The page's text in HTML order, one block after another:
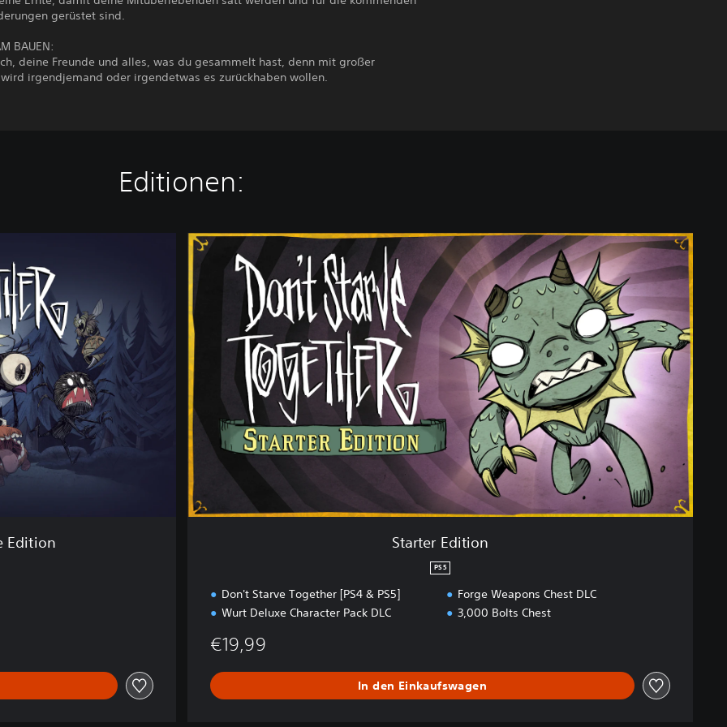
gerüstet sind.
BAUEN:
deine Freunde und alles, was du gesammelt hast, denn mit großer
irgendjemand oder irgendetwas es zurückhaben wollen.
Editionen:
Edition
S
t
e
E
d
i
t
i
o
n
Starter Edition
PS5
Don't Starve Together [PS4 & PS5]
Wurt Deluxe Character Pack DLC
Forge Weapons Chest DLC
3,000 Bolts Chest
€19,99
In den Einkaufswagen